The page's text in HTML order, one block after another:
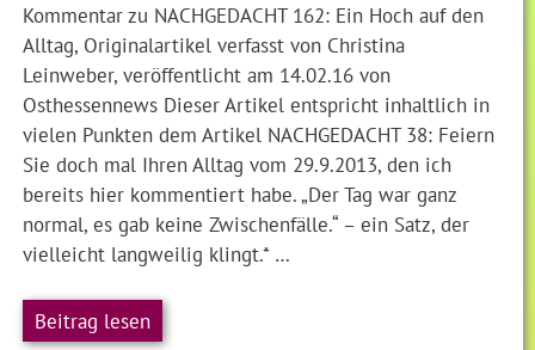
Kommentar zu NACHGEDACHT 162: Ein Hoch auf den
Alltag, Originalartikel verfasst von Christina
Leinweber, veröffentlicht am 14.02.16 von
Osthessennews Dieser Artikel entspricht inhaltlich in
vielen Punkten dem Artikel NACHGEDACHT 38: Feiern
Sie doch mal Ihren Alltag vom 29.9.2013, den ich
bereits hier kommentiert habe. „Der Tag war ganz
normal, es gab keine Zwischenfälle.“ – ein Satz, der
vielleicht langweilig klingt.* …
Beitrag lesen